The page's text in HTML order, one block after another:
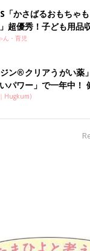
「かさばるおもちゃ
超優秀！子ども用品
ん・育児
ジン®クリアうがい薬
いパワー」で一年中！
Hugkum)